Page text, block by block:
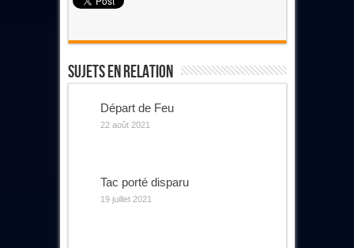
Sujets En Relation
Départ de Feu
22 août 2021
Tac porté disparu
19 juillet 2021